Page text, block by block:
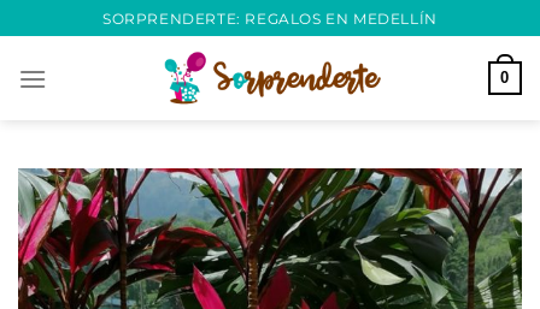
al
contenido
SORPRENDERTE: REGALOS EN MEDELLÍN
0